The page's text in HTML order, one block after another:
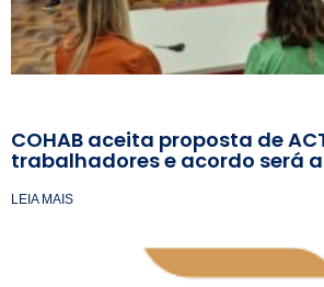
COHAB aceita proposta de
trabalhadores e acordo será
LEIA MAIS